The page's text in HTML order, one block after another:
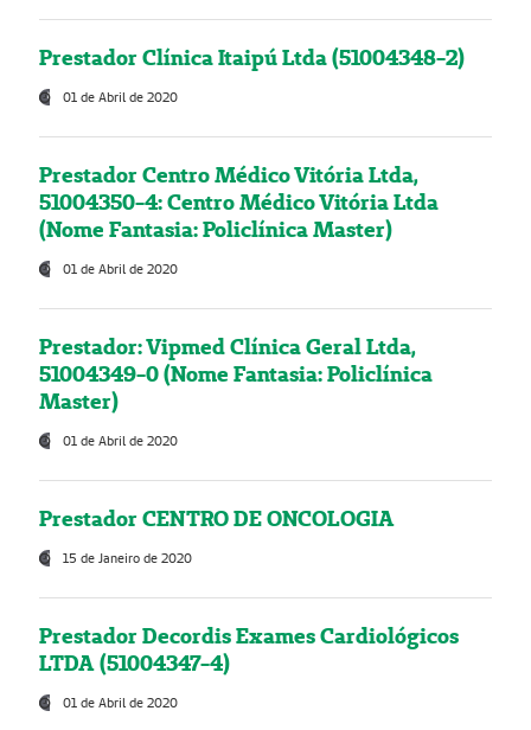
Prestador Clínica Itaipú Ltda (51004348-2)
01 de Abril de 2020
Prestador Centro Médico Vitória Ltda,
51004350-4: Centro Médico Vitória Ltda
(Nome Fantasia: Policlínica Master)
01 de Abril de 2020
Prestador: Vipmed Clínica Geral Ltda,
51004349-0 (Nome Fantasia: Policlínica
Master)
01 de Abril de 2020
Prestador CENTRO DE ONCOLOGIA
15 de Janeiro de 2020
Prestador Decordis Exames Cardiológicos
LTDA (51004347-4)
01 de Abril de 2020